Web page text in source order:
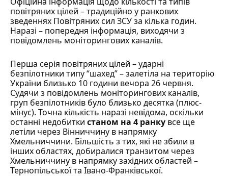
повітряних цілей – традиційно у ранкових
зведеннях Повітряних сил ЗСУ за кілька годин.
Наразі – попередня інформація, виходячи з
повідомлень моніторингових каналів.
Перша серія повітряних цілей – ударні
безпілотники типу “шахед” – залетіла на територію
України близько 10 години вечора 26 червня.
Судячи з повідомлень моніторингових каналів,
груп безпілотників було близько десятка (плюс-
мінус). Точна кількість наразі невідома, оскільки
останні недобитки станом на 4 ранку все ще
летіли через Вінниччину в напрямку
Хмельниччини. Більшість з тих, які не збили в
інших областях, добиралися транзитом через
Хмельниччину в напрямку західних областей –
Тернопільської та Івано-Франківської.